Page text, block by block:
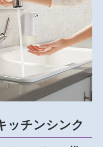
ッチンシンク